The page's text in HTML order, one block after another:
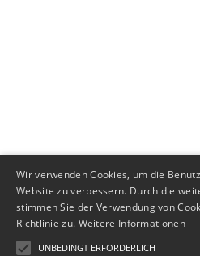
Wir verwenden Cookies, um die
Website zu verbessern. Durch die
stimmen Sie der Verwendung von
Richtlinie zu. Weitere Informationen
UNBEDINGT ERFORDERLICH